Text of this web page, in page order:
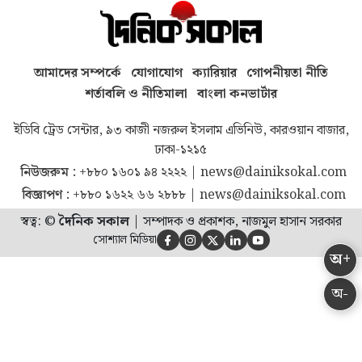
অ-
অ+
আমাদের সম্পর্কে যোগাযোগ ক্যারিয়ার গোপনীয়তা নীতি
শর্তাবলি ও নীতিমালা বাংলা কনভার্টার
ইডিবি ট্রেড সেন্টার, ৯৩ কাজী নজরুল ইসলাম এভিনিউ, কারওয়ান বাজার,
ঢাকা-১২১৫
নিউজরুম : +৮৮০ ১৬০১ ৯৪ ২২২২| news@dainiksokal.com
বিজ্ঞাপণ : +৮৮০ ১৬২২ ৬৬ ২৮৮৮| news@dainiksokal.com
স্বত্ব: ©দৈনিক সকাল| সম্পাদক ও প্রকাশক, নাজমুল হাসান সরকার
সোশ্যাল মিডিয়া     